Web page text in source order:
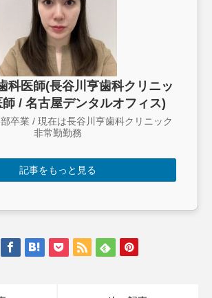
科医師(長谷川亨歯科クリニッ
/ 名古屋デンタルオフィス)
卒業 / 現在は長谷川亨歯科クリニック
非常勤勤務
記事をもっと見る